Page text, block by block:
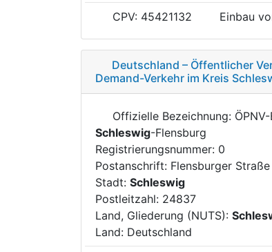
CPV: 45421132 Einbau
Deutschland – Öffentlicher
Demand-Verkehr im Kreis
Offizielle Bezeichnung:
Schleswig-Flensburg
Registrierungsnummer: 0
Postanschrift: Flensburger
Stadt: Schleswig
Postleitzahl: 24837
Land, Gliederung (NUTS):
Land: Deutschland